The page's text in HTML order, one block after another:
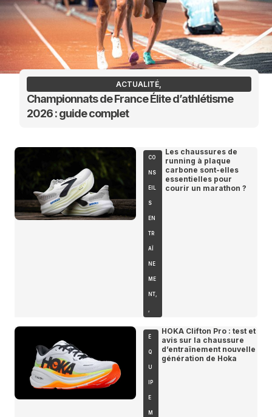
ACTUALITÉ
Championnats de France Élite d’athlétisme
2026 : guide complet
CO
NS
EIL
S
EN
TR
AÎ
NE
ME
NT
Les chaussures de
running à plaque
carbone sont-elles
essentielles pour
courir un marathon ?
É
Q
U
IP
E
M
HOKA Clifton Pro : test et
avis sur la chaussure
d’entraînement nouvelle
génération de Hoka